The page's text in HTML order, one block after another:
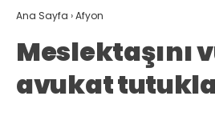
Ana Sayfa ›Afyon
Meslektaşını
avukat